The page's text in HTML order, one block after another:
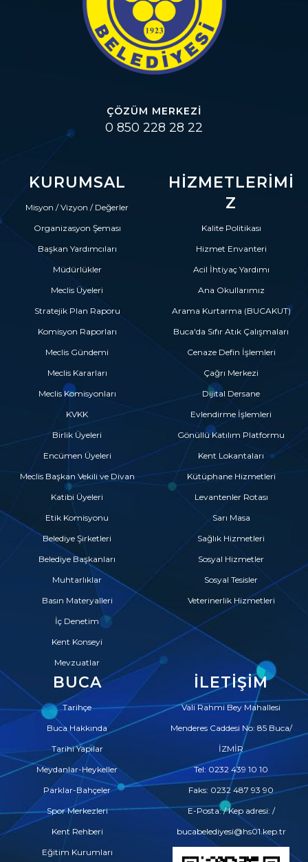
ÇÖZÜM MERKEZI
0 850 228 28 22
KURUMSAL
Misyon / Vizyon / Değerler
Organizasyon Şeması
Başkan Yardımcıları
Müdürlükler
Meclis Üyeleri
Stratejik Plan Raporu
Komisyon Raporları
Meclis Gündemi
Meclis Kararları
Meclis Komisyonları
KVKK
Birlik Üyeleri
Encümen Üyeleri
Meclis Başkan Vekili ve Divan
Katibi Üyeleri
Etik Komisyonu
Belediye Şirketleri
Belediye Başkanları
Muhtarlıklar
Basın Materyalleri
İç Denetim
Kent Konseyi
Mevzuatlar
HIZMETLERIMI
Z
Kalite Politikası
Hizmet Envanteri
Acil İhtiyaç Yardımı
Ana Okullarımız
Arama Kurtarma (BUCAKUT)
Buca'da Sıfır Atık Çalışmaları
Cenaze Defin İşlemleri
Çağrı Merkezi
Dijital Dersane
Evlendirme İşlemleri
Gönüllü Katılım Platformu
Kent Lokantaları
Kütüphane Hizmetleri
Levantenler Rotası
Sarı Masa
Sağlık Hizmetleri
Sosyal Hizmetler
Sosyal Tesisler
Veterinerlik Hizmetleri
BUCA
Tarihçe
Buca Hakkında
Tarihi Yapılar
Meydanlar-Heykeller
Parklar-Bahçeler
Spor Merkezleri
Kent Rehberi
Eğitim Kurumları
İLETIŞIM
Vali Rahmi Bey Mahallesi
Menderes Caddesi No: 85 Buca/
İZMİR
Tel: 0232 439 10 10
Faks: 0232 487 93 90
E-Posta: / Kep adresi: /
bucabelediyesi@hs01.kep.tr